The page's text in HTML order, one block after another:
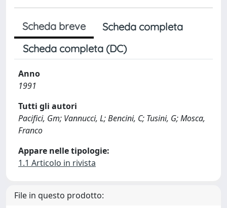
Scheda breve
Scheda completa
Scheda completa (DC)
Anno
1991
Tutti gli autori
Pacifici, Gm; Vannucci, L; Bencini, C; Tusini, G; Mosca,
Franco
Appare nelle tipologie:
1.1 Articolo in rivista
File in questo prodotto: